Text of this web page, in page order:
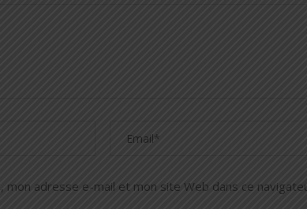
mon adresse e-mail et mon site Web dans ce